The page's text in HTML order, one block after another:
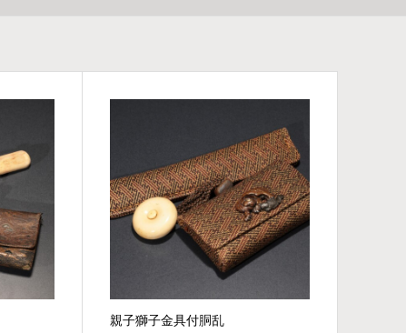
親子獅子金具付胴乱